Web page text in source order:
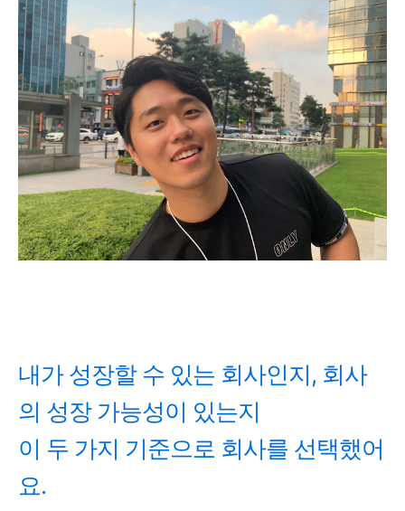
내가 성장할 수 있는 회사인지, 회사
의 성장 가능성이 있는지
이 두 가지 기준으로 회사를 선택했어
요.